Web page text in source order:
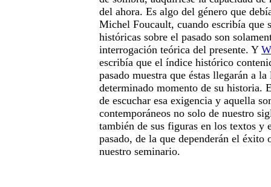
del ahora. Es algo del género que
Michel Foucault, cuando escribía que
históricas sobre el pasado son
interrogación teórica del presente. Y
escribía que el índice histórico
pasado muestra que éstas llegarán a
determinado momento de su historia.
de escuchar esa exigencia y aquella
contemporáneos no solo de nuestro
también de sus figuras en los textos y
pasado, de la que dependerán el
nuestro seminario.